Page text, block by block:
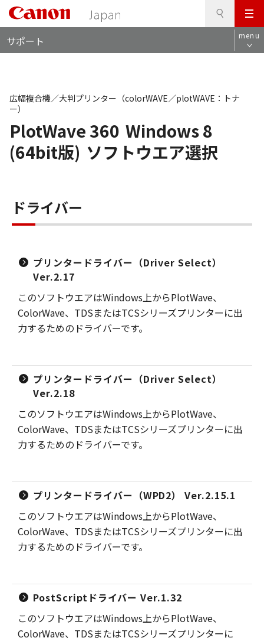
メ
ニ
ュ
サポート menu
PlotWave 360 Windows 8
(64bit版) ソフトウエア選択
広幅複合機／大判プリンター（colorWAVE／plotWAVE：トナ
ー）
ドライバー
プリンタードライバー（Driver Select）
Ver.2.17
このソフトウエアはWindows上からPlotWave、
ColorWave、TDSまたはTCSシリーズプリンターに出
力するためのドライバーです。
プリンタードライバー（Driver Select）
Ver.2.18
このソフトウエアはWindows上からPlotWave、
ColorWave、TDSまたはTCSシリーズプリンターに出
力するためのドライバーです。
プリンタードライバー（WPD2） Ver.2.15.1
このソフトウエアはWindows上からPlotWave、
ColorWave、TDSまたはTCSシリーズプリンターに出
力するためのドライバーです。
PostScriptドライバー Ver.1.32
このソフトウエアはWindows上からPlotWave、
ColorWave、TDSまたはTCSシリーズプリンターに